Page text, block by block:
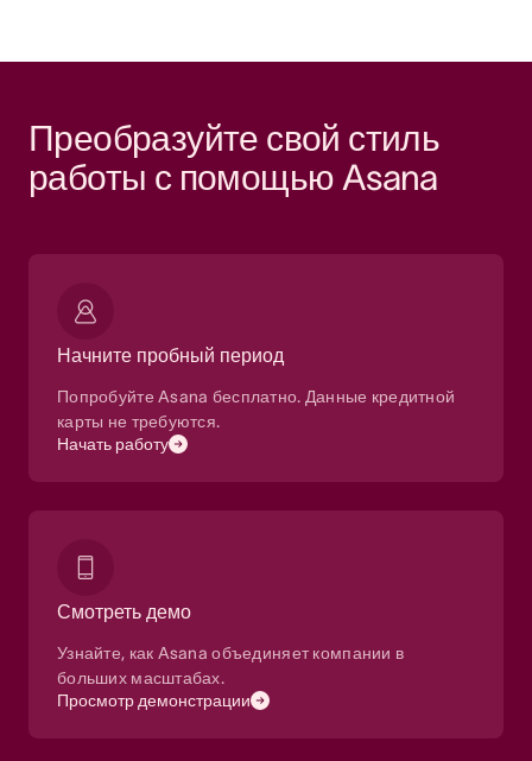
Преобразуйте свой стиль
работы с помощью Asana
Начните пробный период
Попробуйте Asana бесплатно. Данные кредитной
карты не требуются.
Начать работу
Смотреть демо
Узнайте, как Asana объединяет компании в
больших масштабах.
Просмотр демонстрации